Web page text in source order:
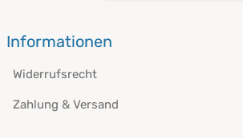
Informationen
Widerrufsrecht
Zahlung & Versand